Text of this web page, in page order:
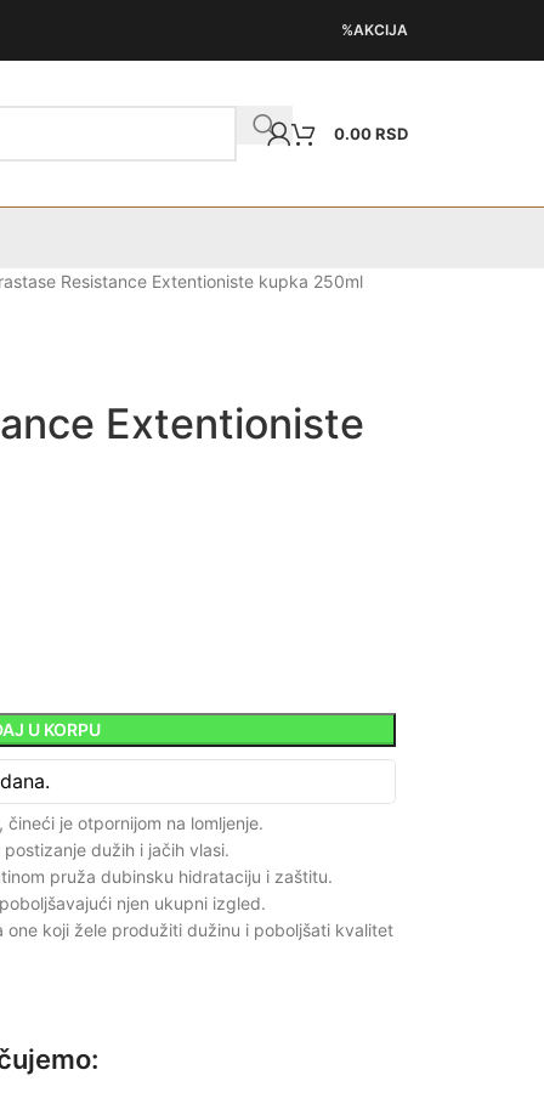
%AKCIJA
0.00RSD
Resistance Extentioniste kupka 250ml
Extentioniste
U KORPU
je otpornijom na lomljenje.
dužih i jačih vlasi.
pruža dubinsku hidrataciju i zaštitu.
njen ukupni izgled.
koji žele produžiti dužinu i poboljšati kvalitet